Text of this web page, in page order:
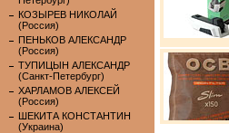
КОЗЫРЕВ НИКОЛАЙ
(Россия)
ПЕНЬКОВ АЛЕКСАНДР
(Россия)
ТУПИЦЫН АЛЕКСАНДР
(Санкт-Петербург)
ХАРЛАМОВ АЛЕКСЕЙ
(Россия)
ШЕКИТА КОНСТАНТИН
(Украина)